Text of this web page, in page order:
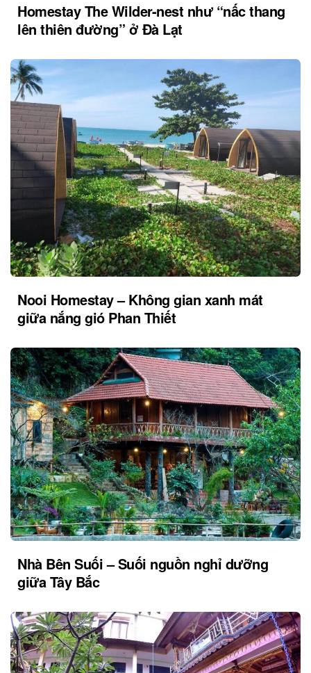
Homestay The Wilder-nest như “nấc thang
lên thiên đường” ở Đà Lạt
Nooi Homestay – Không gian xanh mát
giữa nắng gió Phan Thiết
Nhà Bên Suối – Suối nguồn nghỉ dưỡng
giữa Tây Bắc